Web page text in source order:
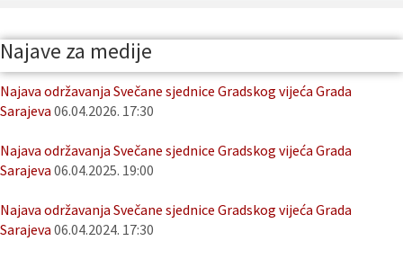
Najave za medije
Najava održavanja Svečane sjednice Gradskog vijeća Grada
Sarajeva 06.04.2026. 17:30
Najava održavanja Svečane sjednice Gradskog vijeća Grada
Sarajeva 06.04.2025. 19:00
Najava održavanja Svečane sjednice Gradskog vijeća Grada
Sarajeva 06.04.2024. 17:30